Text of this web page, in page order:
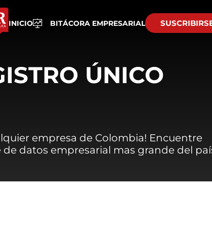
INICIO BITÁCORA EMPRESARIAL
ÚNICO
empresa de Colombia! Encuentre
de datos empresarial mas grande del